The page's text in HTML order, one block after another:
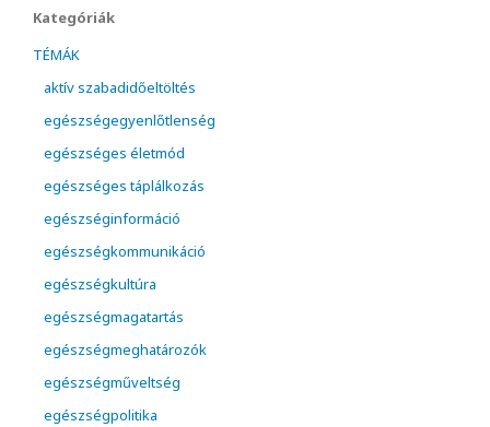
Kategóriák
TÉMÁK
aktív szabadidőeltöltés
egészségegyenlőtlenség
egészséges életmód
egészséges táplálkozás
egészséginformáció
egészségkommunikáció
egészségkultúra
egészségmagatartás
egészségmeghatározók
egészségműveltség
egészségpolitika